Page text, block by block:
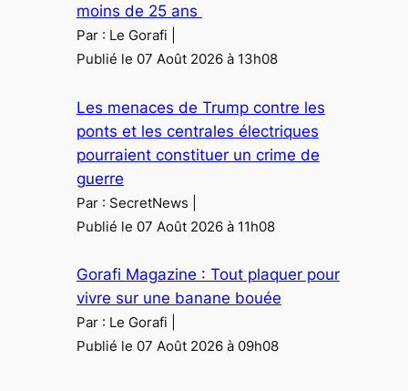
moins de 25 ans
Par : Le Gorafi
Publié le 07 Août 2026 à 13h08
Les menaces de Trump contre les
ponts et les centrales électriques
pourraient constituer un crime de
guerre
Par : SecretNews
Publié le 07 Août 2026 à 11h08
Gorafi Magazine : Tout plaquer pour
vivre sur une banane bouée
Par : Le Gorafi
Publié le 07 Août 2026 à 09h08